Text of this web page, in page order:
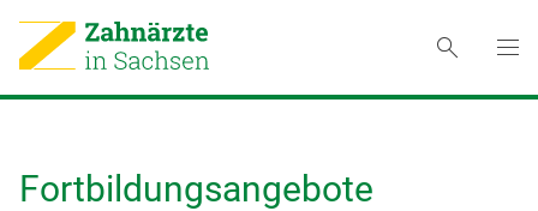
Fortbildungsangebote